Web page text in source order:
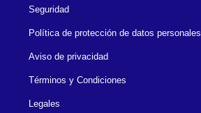
Seguridad
Política de protección de datos personales
Aviso de privacidad
Términos y Condiciones
Legales